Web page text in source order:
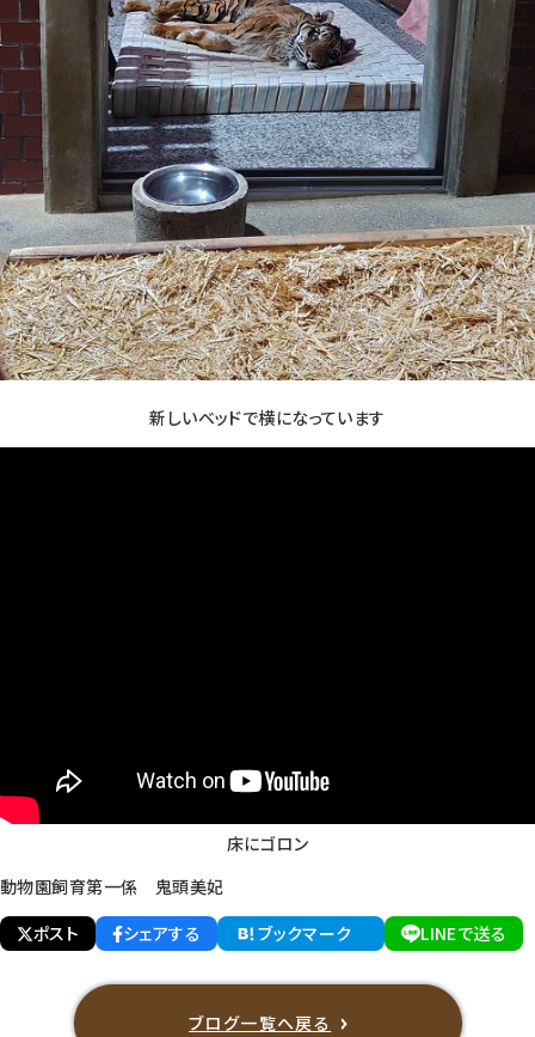
新しいベッドで横になっています
床にゴロン
動物園飼育第一係 鬼頭美妃
ポスト
シェアする ブックマーク LINEで送る
ブログ一覧へ戻る